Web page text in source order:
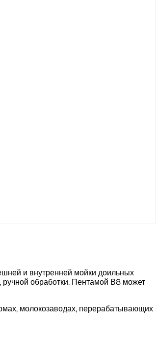
и внутренней мойки доильных
ручной обработки. Пентамой В8 может
молокозаводах, перерабатывающих